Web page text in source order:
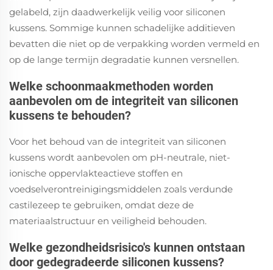
gelabeld, zijn daadwerkelijk veilig voor siliconen
kussens. Sommige kunnen schadelijke additieven
bevatten die niet op de verpakking worden vermeld en
op de lange termijn degradatie kunnen versnellen.
Welke schoonmaakmethoden worden
aanbevolen om de integriteit van siliconen
kussens te behouden?
Voor het behoud van de integriteit van siliconen
kussens wordt aanbevolen om pH-neutrale, niet-
ionische oppervlakteactieve stoffen en
voedselverontreinigingsmiddelen zoals verdunde
castilezeep te gebruiken, omdat deze de
materiaalstructuur en veiligheid behouden.
Welke gezondheidsrisico's kunnen ontstaan
door gedegradeerde siliconen kussens?